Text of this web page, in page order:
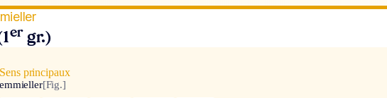
er gr.)
Sens principaux
emmieller[Fig.]